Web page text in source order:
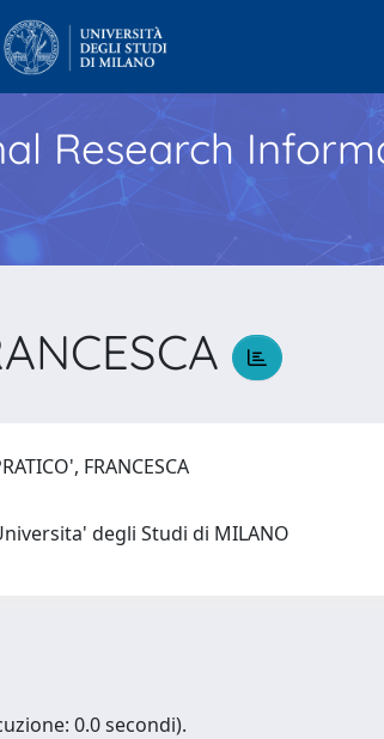
Research
FRANCESCA
degli Studi di MILANO
0.0 secondi).